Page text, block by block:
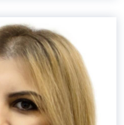
болезни сердца.